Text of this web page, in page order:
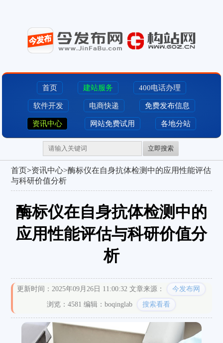
首页 建站服务 400电话办理
软件开发 电商快递 免费发布信息
资讯中心 网站免费试用 各地分站
立即搜索
首页>资讯中心>酶标仪在自身抗体检测中的应用性能评估
与科研价值分析
酶标仪在自身抗体检测中的
应用性能评估与科研价值分
析
更新时间：2025年09月26日 11:00:32 文章来源： 今发布网
浏览：4581 编辑：boqinglab 搜索看看